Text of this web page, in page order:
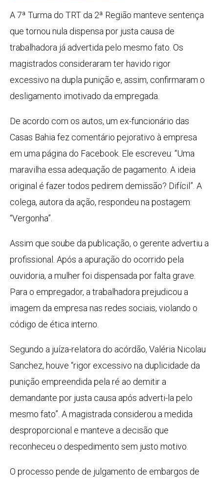
A 7ª Turma do TRT da 2ª Região manteve sentença
que tornou nula dispensa por justa causa de
trabalhadora já advertida pelo mesmo fato. Os
magistrados consideraram ter havido rigor
excessivo na dupla punição e, assim, confirmaram o
desligamento imotivado da empregada.
De acordo com os autos, um ex-funcionário das
Casas Bahia fez comentário pejorativo à empresa
em uma página do Facebook. Ele escreveu: “Uma
maravilha essa adequação de pagamento. A ideia
original é fazer todos pedirem demissão? Difícil”. A
colega, autora da ação, respondeu na postagem:
“Vergonha”.
Assim que soube da publicação, o gerente advertiu a
profissional. Após a apuração do ocorrido pela
ouvidoria, a mulher foi dispensada por falta grave.
Para o empregador, a trabalhadora prejudicou a
imagem da empresa nas redes sociais, violando o
código de ética interno.
Segundo a juíza-relatora do acórdão, Valéria Nicolau
Sanchez, houve “rigor excessivo na duplicidade da
punição empreendida pela ré ao demitir a
demandante por justa causa após adverti-la pelo
mesmo fato”. A magistrada considerou a medida
desproporcional e manteve a decisão que
reconheceu o despedimento sem justo motivo.
O processo pende de julgamento de embargos de